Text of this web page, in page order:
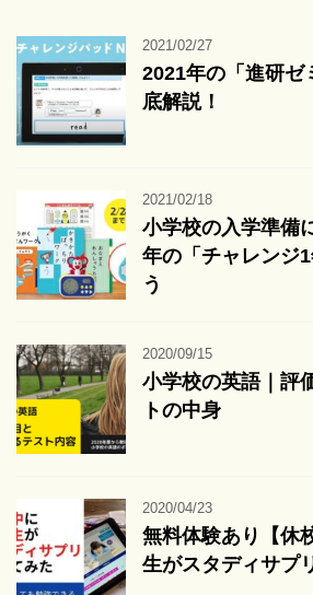
2021/02/27
2021年の「進研ゼ
底解説！
2021/02/18
小学校の入学準備
年の「チャレンジ
う
2020/09/15
小学校の英語｜評
トの中身
2020/04/23
無料体験あり【休
生がスタディサプ